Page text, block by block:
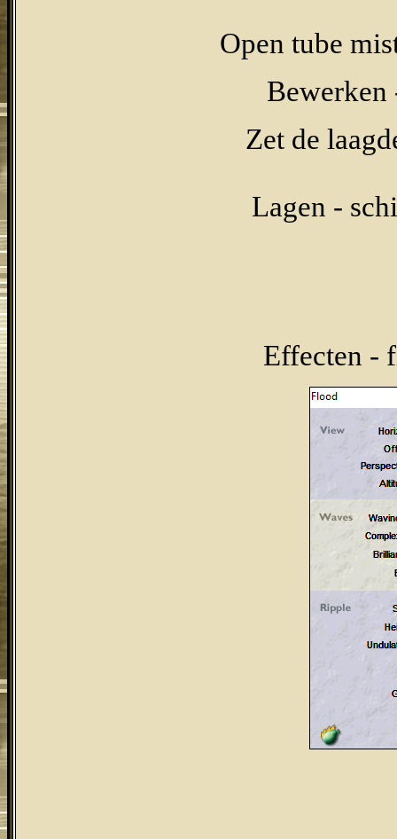
Open tube
Bewerken
Zet de
Lagen -
Effecten -